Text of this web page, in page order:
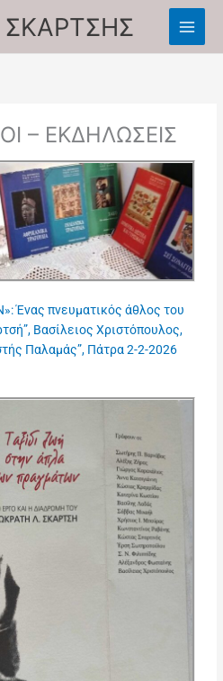
– ΕΚΔΗΛΩΣΕΙΣ
Ένας πνευματικός άθλος του
Βασίλειος Χριστόπουλος,
Παλαμάς”, Πάτρα 2-2-2026